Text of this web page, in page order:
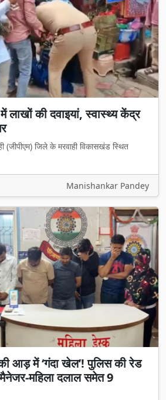
की दवाइयां, स्वास्थ्य केंद्र
(जीपीएम) जिले के मरवाही विकासखंड स्थित
Manishankar Pandey
आड़ में ‘गंदा खेल’! पुलिस की रेड
महिला दलाल समेत 9